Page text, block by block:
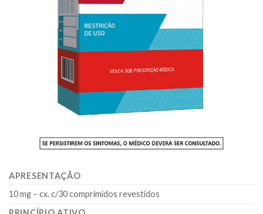
APRESENTAÇÃO
10 mg – cx. c/30 comprimidos revestidos